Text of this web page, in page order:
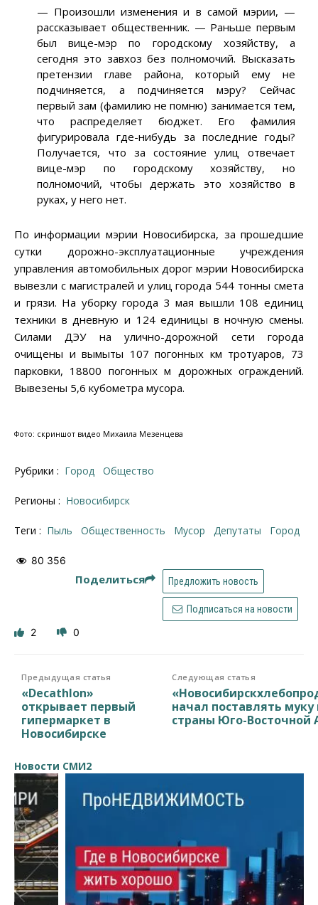
— Произошли изменения и в самой мэрии, —
рассказывает общественник. — Раньше первым
был вице-мэр по городскому хозяйству, а
сегодня это завхоз без полномочий. Высказать
претензии главе района, который ему не
подчиняется, а подчиняется мэру? Сейчас
первый зам (фамилию не помню) занимается тем,
что распределяет бюджет. Его фамилия
фигурировала где-нибудь за последние годы?
Получается, что за состояние улиц отвечает
вице-мэр по городскому хозяйству, но
полномочий, чтобы держать это хозяйство в
руках, у него нет.
По информации мэрии Новосибирска, за прошедшие
сутки дорожно-эксплуатационные учреждения
управления автомобильных дорог мэрии Новосибирска
вывезли с магистралей и улиц города 544 тонны смета
и грязи. На уборку города 3 мая вышли 108 единиц
техники в дневную и 124 единицы в ночную смены.
Силами ДЭУ на улично-дорожной сети города
очищены и вымыты 107 погонных км тротуаров, 73
парковки, 18800 погонных м дорожных ограждений.
Вывезены 5,6 кубометра мусора.
Фото: скриншот видео Михаила Мезенцева
Рубрики : Город Общество
Регионы : Новосибирск
Теги : пыль общественность мусор депутаты город
80 356
Поделиться Предложить новость
Подписаться на новости
2 0
Предыдущая статья
«Decathlon»
открывает первый
гипермаркет в
Новосибирске
Следующая статья
начал поставлять муку
страны Юго-Восточной
Новости СМИ2